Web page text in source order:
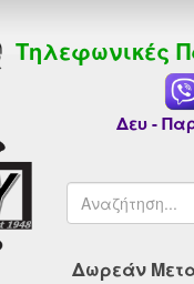
Τηλεφωνικές
Δευ -
Δωρεάν